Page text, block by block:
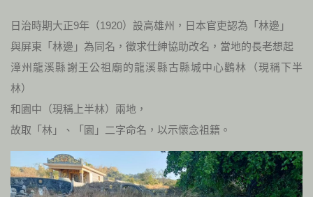
日治時期大正9年（1920）設高雄州，日本官吏認為「林邊」
與屏東「林邊」為同名，徵求仕紳協助改名，當地的長老想起
漳州龍溪縣謝王公祖廟的龍溪縣古縣城中心鸛林（現稱下半
林）
和園中（現稱上半林）兩地，
故取「林」、「園」二字命名，以示懷念祖籍。